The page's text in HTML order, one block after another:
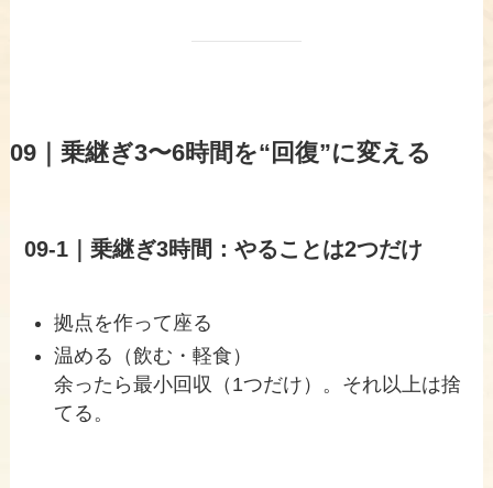
09｜乗継ぎ3〜6時間を“回復”に変える
09-1｜乗継ぎ3時間：やることは2つだけ
拠点を作って座る
温める（飲む・軽食）
余ったら最小回収（1つだけ）。それ以上は捨
てる。